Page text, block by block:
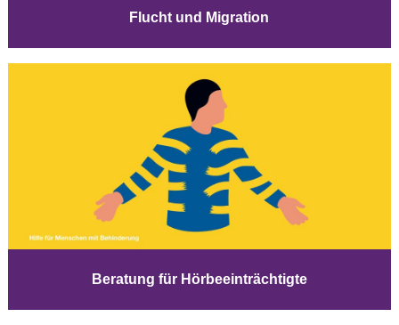
Flucht und Migration
Beratung für Hörbeeinträchtigte